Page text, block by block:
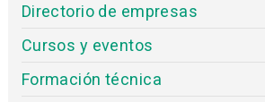
Directorio de empresas
Cursos y eventos
Formación técnica